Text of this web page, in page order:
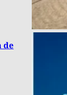
de